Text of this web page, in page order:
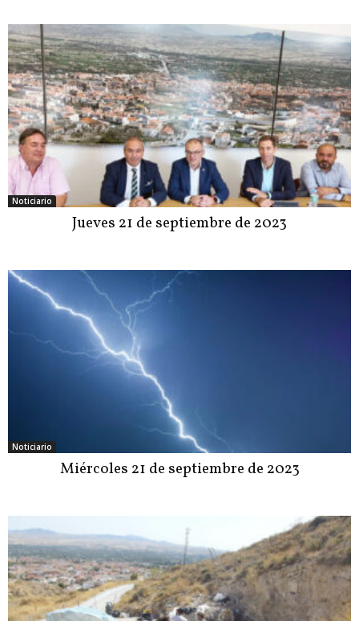
Noticiario
Jueves 21 de septiembre de 2023
Noticiario
Miércoles 21 de septiembre de 2023